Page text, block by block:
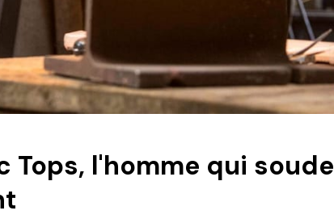
Tops, l'homme qui soude